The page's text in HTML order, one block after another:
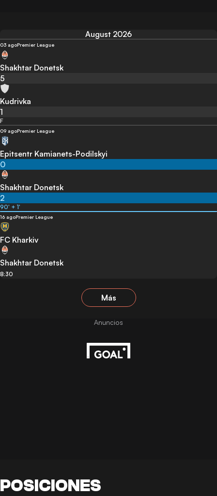
August 2026
03 agoPremier League
Shakhtar Donetsk
5
Kudrivka
1
F
09 agoPremier League
Epitsentr Kamianets-Podilskyi
0
Shakhtar Donetsk
2
90' + 1'
16 agoPremier League
FC Kharkiv
Shakhtar Donetsk
8:30
Más
POSICIONES